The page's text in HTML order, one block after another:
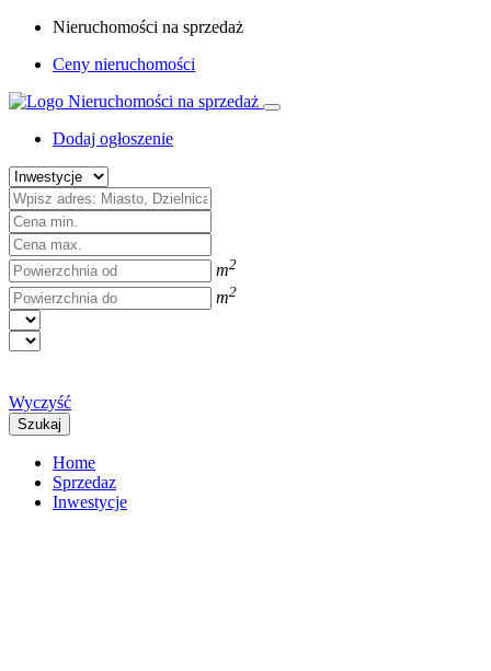
Nieruchomości na sprzedaż
Ceny nieruchomości
Dodaj ogłoszenie
m2
m2
Wyczyść
Szukaj
Home
Sprzedaz
Inwestycje